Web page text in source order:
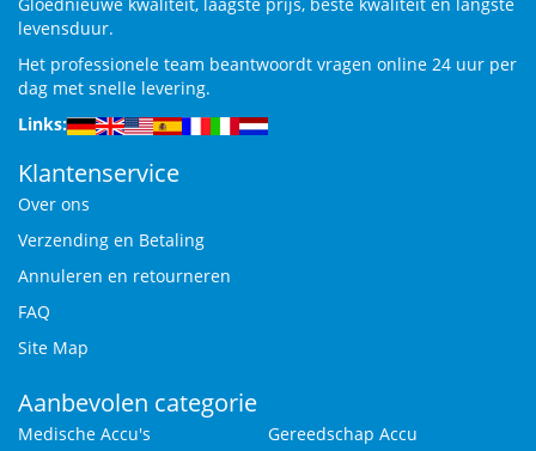
levensduur.
Het professionele team beantwoordt vragen online 24 uur per
dag met snelle levering.
Links:
Klantenservice
Over ons
Verzending en Betaling
Annuleren en retourneren
FAQ
Site Map
Aanbevolen categorie
Medische Accu's
Gereedschap Accu